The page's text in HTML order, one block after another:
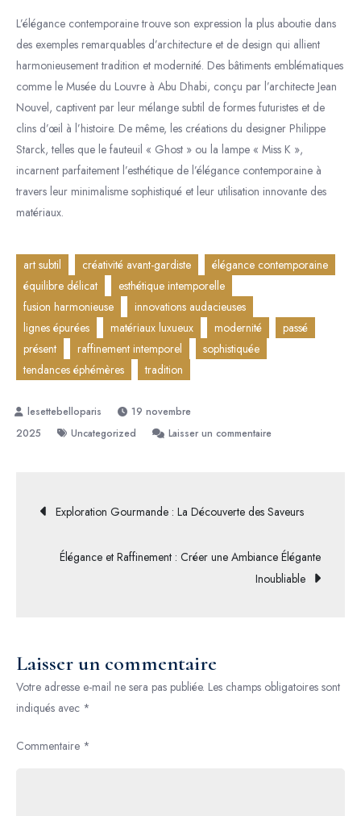
L’élégance contemporaine trouve son expression la plus aboutie dans
des exemples remarquables d’architecture et de design qui allient
harmonieusement tradition et modernité. Des bâtiments emblématiques
comme le Musée du Louvre à Abu Dhabi, conçu par l’architecte Jean
Nouvel, captivent par leur mélange subtil de formes futuristes et de
clins d’œil à l’histoire. De même, les créations du designer Philippe
Starck, telles que le fauteuil « Ghost » ou la lampe « Miss K »,
incarnent parfaitement l’esthétique de l’élégance contemporaine à
travers leur minimalisme sophistiqué et leur utilisation innovante des
matériaux.
art subtil créativité avant-gardiste
élégance contemporaine
équilibre délicat
esthétique intemporelle
fusion harmonieuse
innovations audacieuses
lignes épurées
matériaux luxueux modernité
passé
présent
raffinement intemporel
sophistiquée
tendances éphémères
tradition
19 novembre
2025
Uncategorized Laisser un commentairesur
L’Art
Raffinement
Moderne
Navigation
de
Exploration Gourmande : La Découverte des Saveurs
Élégance et Raffinement : Créer une Ambiance Élégante
Inoubliable
Laisser un commentaire
Votre adresse e-mail ne sera pas publiée. Les champs obligatoires sont
indiqués avec *
Commentaire *